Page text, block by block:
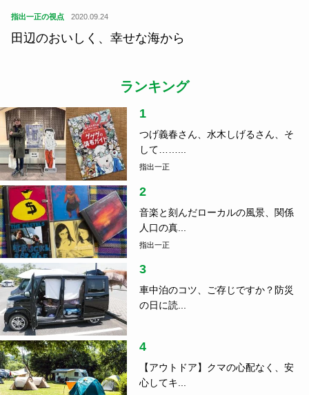
指出一正の視点 2020.09.24
田辺のおいしく、幸せな海から
ランキング
1
つげ義春さん、水木しげるさん、そ
して……...
指出一正
2
音楽と刻んだローカルの風景、関係
人口の真...
指出一正
3
車中泊のコツ、ご存じですか？防災
の日に読...
4
【アウトドア】クマの心配なく、安
心してキ...